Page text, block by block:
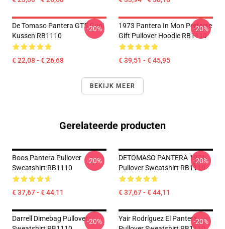
De Tomaso Pantera GT5 Gooi
Kussen RB1110
€ 22,08 - € 26,68
-20%
1973 Pantera In Mon Perfecte
Gift Pullover Hoodie RB1110
€ 39,51 - € 45,95
-20%
BEKIJK MEER
Gerelateerde producten
Boos Pantera Pullover
Sweatshirt RB1110
€ 37,67 - € 44,11
-20%
DETOMASO PANTERA 1971
Pullover Sweatshirt RB1110
€ 37,67 - € 44,11
-20%
Darrell Dimebag Pullover-20%
Yair Rodríguez El Pantera-20%